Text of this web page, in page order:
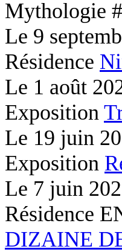
Mythologie
Le 9
Résidence
Le 1 août
Exposition
Le 19 juin
Exposition
Le 7 juin
Résidence
DIZAINE